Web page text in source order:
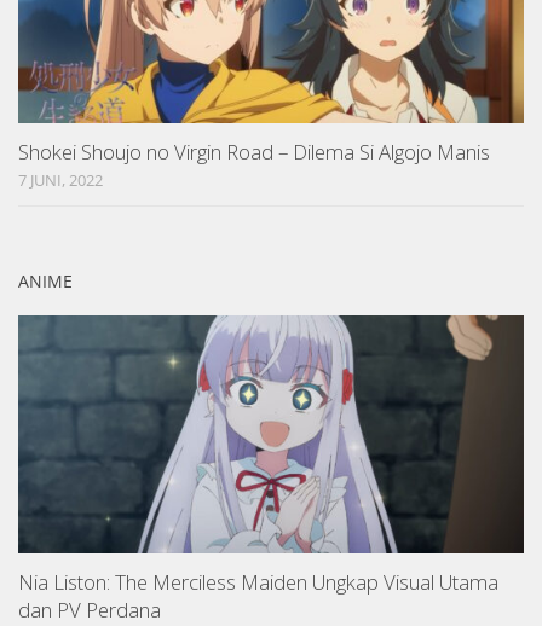
Shokei Shoujo no Virgin Road – Dilema Si Algojo Manis
7 JUNI, 2022
ANIME
Nia Liston: The Merciless Maiden Ungkap Visual Utama
dan PV Perdana